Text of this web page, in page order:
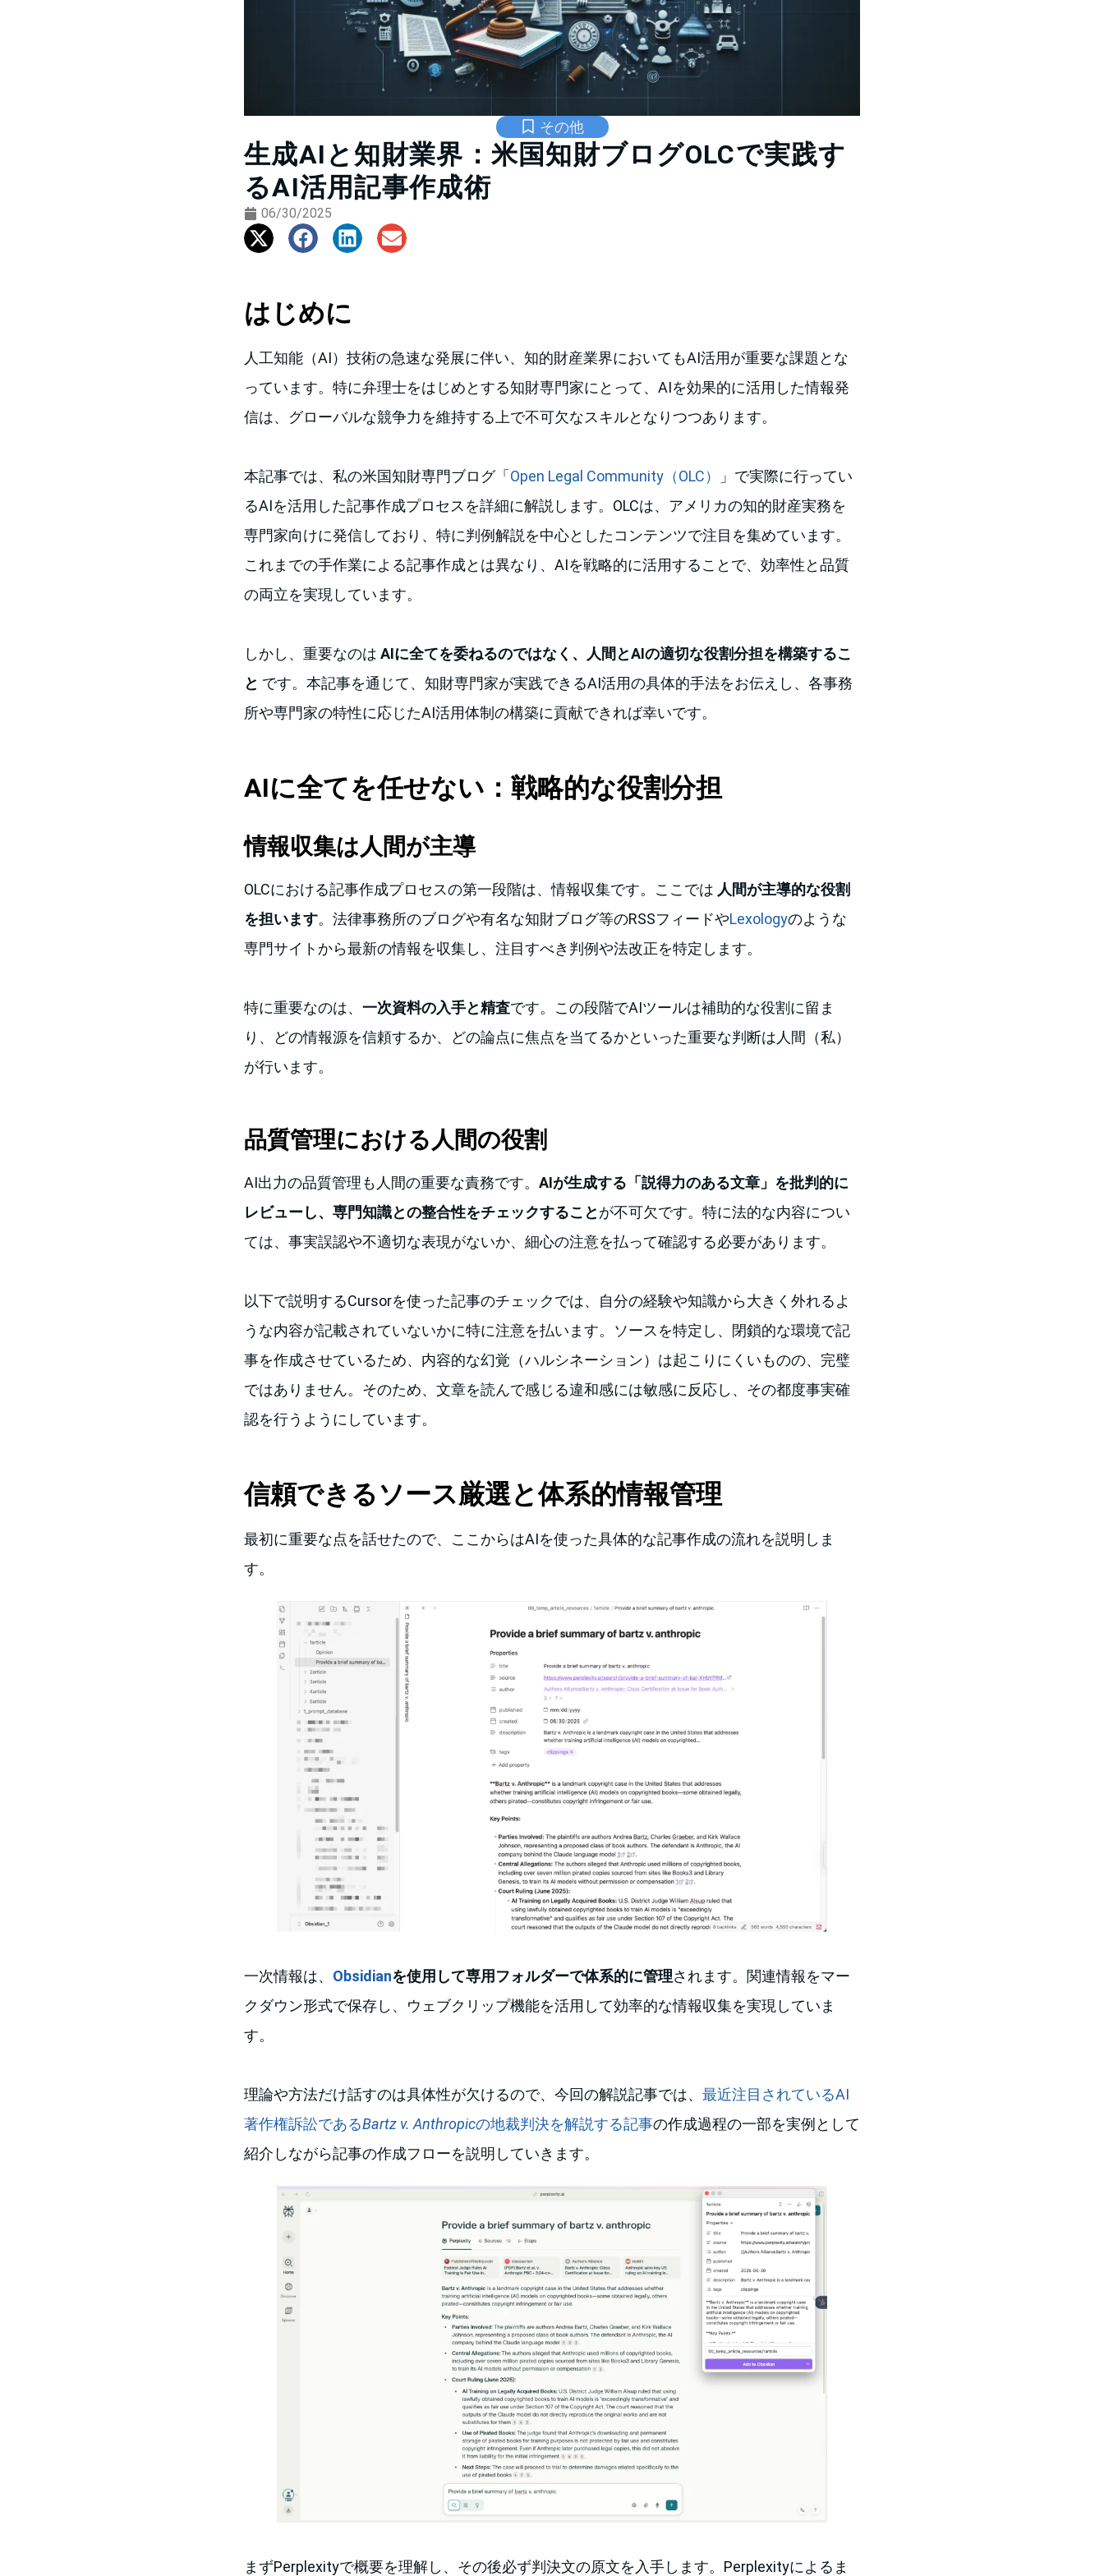
その他
生成AIと知財業界：米国知財ブログOLCで実践す
るAI活用記事作成術
06/30/2025
はじめに
人工知能（AI）技術の急速な発展に伴い、知的財産業界においてもAI活用が重要な課題とな
っています。特に弁理士をはじめとする知財専門家にとって、AIを効果的に活用した情報発
信は、グローバルな競争力を維持する上で不可欠なスキルとなりつつあります。
本記事では、私の米国知財専門ブログ「Open Legal Community（OLC）
」で実際に行ってい
るAIを活用した記事作成プロセスを詳細に解説します。OLCは、アメリカの知的財産実務を
専門家向けに発信しており、特に判例解説を中心としたコンテンツで注目を集めています。
これまでの手作業による記事作成とは異なり、AIを戦略的に活用することで、効率性と品質
の両立を実現しています。
しかし、重要なのは AIに全てを委ねるのではなく、人間とAIの適切な役割分担を構築するこ
と です。本記事を通じて、知財専門家が実践できるAI活用の具体的手法をお伝えし、各事務
所や専門家の特性に応じたAI活用体制の構築に貢献できれば幸いです。
AIに全てを任せない：戦略的な役割分担
情報収集は人間が主導
OLCにおける記事作成プロセスの第一段階は、情報収集です。ここでは 人間が主導的な役割
を担います。法律事務所のブログや有名な知財ブログ等のRSSフィードやLexologyのような
専門サイトから最新の情報を収集し、注目すべき判例や法改正を特定します。
特に重要なのは、 一次資料の入手と精査です。この段階でAIツールは補助的な役割に留ま
り、どの情報源を信頼するか、どの論点に焦点を当てるかといった重要な判断は人間（私）
が行います。
品質管理における人間の役割
AI出力の品質管理も人間の重要な責務です。 AIが生成する「説得力のある文章」を批判的に
レビューし、専門知識との整合性をチェックすることが不可欠です。特に法的な内容につい
ては、事実誤認や不適切な表現がないか、細心の注意を払って確認する必要があります。
以下で説明するCursorを使った記事のチェックでは、自分の経験や知識から大きく外れるよ
うな内容が記載されていないかに特に注意を払います。ソースを特定し、閉鎖的な環境で記
事を作成させているため、内容的な幻覚（ハルシネーション）は起こりにくいものの、完璧
ではありません。そのため、文章を読んで感じる違和感には敏感に反応し、その都度事実確
認を行うようにしています。
信頼できるソース厳選と体系的情報管理
最初に重要な点を話せたので、ここからはAIを使った具体的な記事作成の流れを説明しま
す。
一次情報は、 Obsidianを使用して専用フォルダーで体系的に管理されます。関連情報をマー
クダウン形式で保存し、ウェブクリップ機能を活用して効率的な情報収集を実現していま
す。
理論や方法だけ話すのは具体性が欠けるので、今回の解説記事では、 最近注目されているAI
著作権訴訟であるBartz v. Anthropicの地裁判決を解説する記事の作成過程の一部を実例として
紹介しながら記事の作成フローを説明していきます。
まずPerplexityで概要を理解し、その後必ず判決文の原文を入手します。Perplexityによるま